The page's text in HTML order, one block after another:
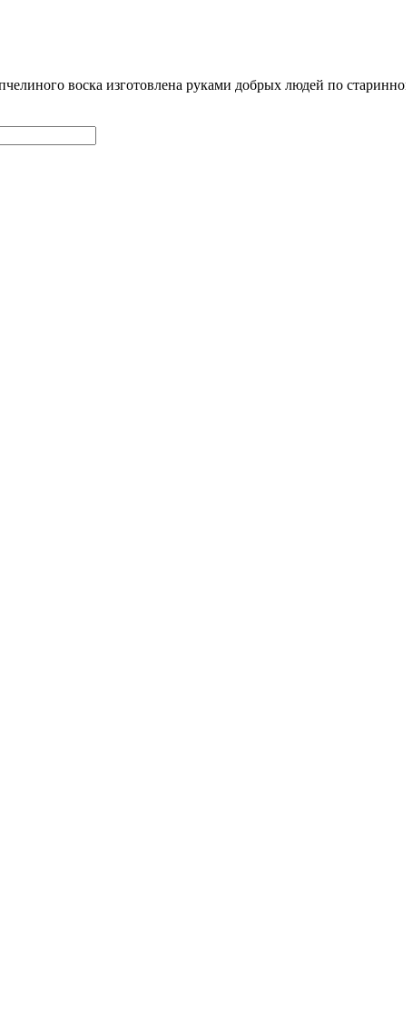
воска изготовлена руками добрых людей по